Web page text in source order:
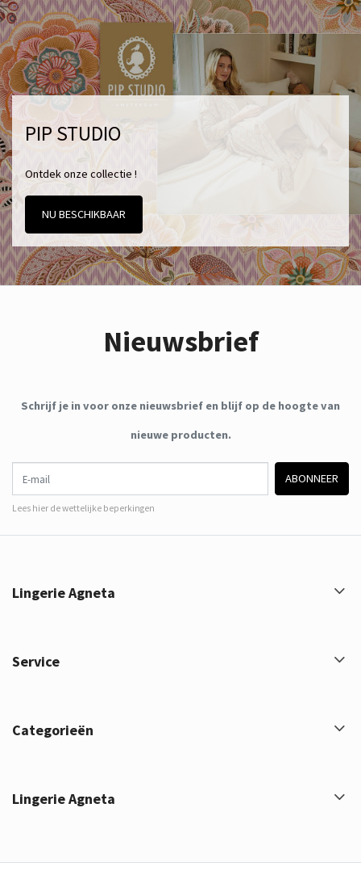
PIP STUDIO
Ontdek onze collectie !
NU BESCHIKBAAR
Nieuwsbrief
Schrijf je in voor onze nieuwsbrief en blijf op de hoogte van
nieuwe producten.
ABONNEER
Lees hier de wettelijke beperkingen
Lingerie Agneta
Service
Categorieën
Lingerie Agneta